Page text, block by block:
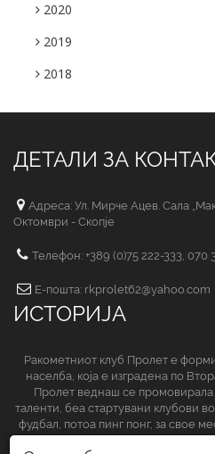
2020
2019
2018
ДЕТАЛИ ЗА
Адреса: Ул. Мирче Ацев. Сала
Октомври - Скопје
Телефон: +389 (0)75 222-333, 070
Е-пошта: rkprolet62@yahoo.com
ИСТОРИЈА
Ракометниот клуб Пролет е
населба, која е изградена по
Пролет веднаш се промовирала
таленти, беа стартувани клубови
фудбал, потоа пинг понг, за свое